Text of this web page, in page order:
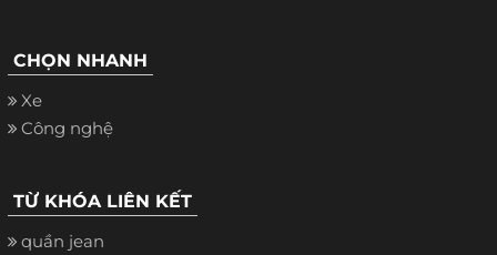
CHỌN NHANH
Xe
Công nghệ
TỪ KHÓA LIÊN KẾT
quần jean